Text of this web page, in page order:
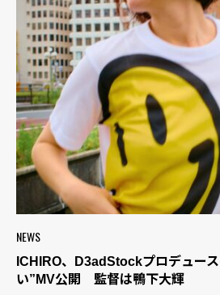
NEWS
ICHIRO、D3adStockプロデュー
い”MV公開 監督は鴨下大輝